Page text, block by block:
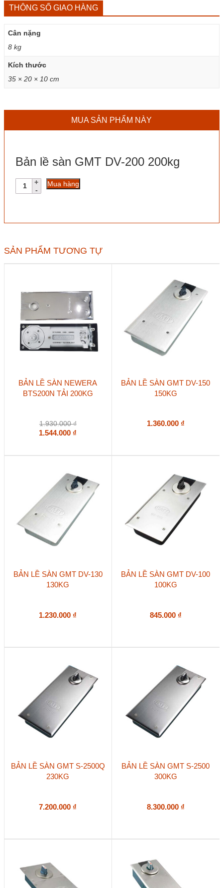
THÔNG SỐ GIAO HÀNG
Cân nặng
8 kg
Kích thước
35 × 20 × 10 cm
MUA SẢN PHẨM NÀY
Bản lề sàn GMT DV-200 200kg
Bản
lượng
Mua hàng
SẢN PHẨM TƯƠNG TỰ
BẢN LỀ SÀN NEWERA
BTS200N TẢI 200KG
1.930.000₫
1.544.000 ₫
BẢN LỀ SÀN GMT DV-150
150KG
1.360.000 ₫
BẢN LỀ SÀN GMT DV-130
130KG
1.230.000 ₫
BẢN LỀ SÀN GMT DV-100
100KG
845.000 ₫
BẢN LỀ SÀN GMT S-2500Q
230KG
7.200.000 ₫
BẢN LỀ SÀN GMT S-2500
300KG
8.300.000 ₫